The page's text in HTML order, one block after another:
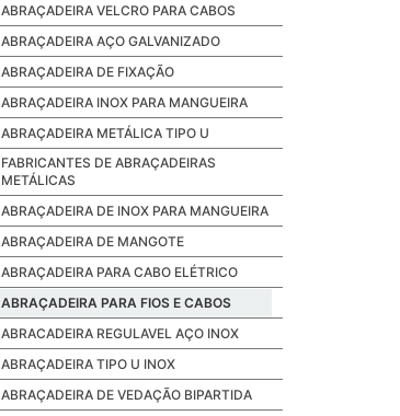
ABRAÇADEIRA VELCRO PARA CABOS
ABRAÇADEIRA AÇO GALVANIZADO
ABRAÇADEIRA DE FIXAÇÃO
ABRAÇADEIRA INOX PARA MANGUEIRA
ABRAÇADEIRA METÁLICA TIPO U
FABRICANTES DE ABRAÇADEIRAS
METÁLICAS
ABRAÇADEIRA DE INOX PARA MANGUEIRA
ABRAÇADEIRA DE MANGOTE
ABRAÇADEIRA PARA CABO ELÉTRICO
ABRAÇADEIRA PARA FIOS E CABOS
ABRACADEIRA REGULAVEL AÇO INOX
ABRAÇADEIRA TIPO U INOX
ABRAÇADEIRA DE VEDAÇÃO BIPARTIDA